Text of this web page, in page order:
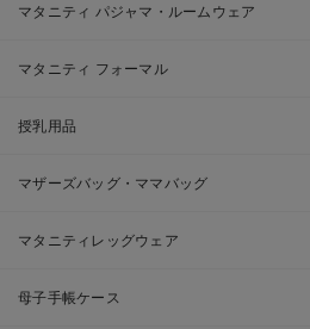
マタニティ パジャマ・ルームウェア
マタニティ フォーマル
授乳用品
マザーズバッグ・ママバッグ
マタニティレッグウェア
母子手帳ケース